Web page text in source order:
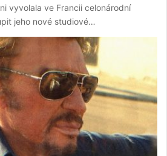
vyvolala ve Francii celonárodní
jeho nové studiové…